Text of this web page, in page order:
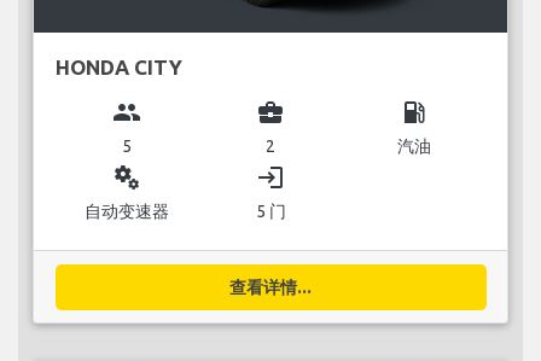
HONDA CITY
group
5
business_center
2
local_gas_station
汽油
miscellaneous_services
自动变速器
login
5 门
查看详情...